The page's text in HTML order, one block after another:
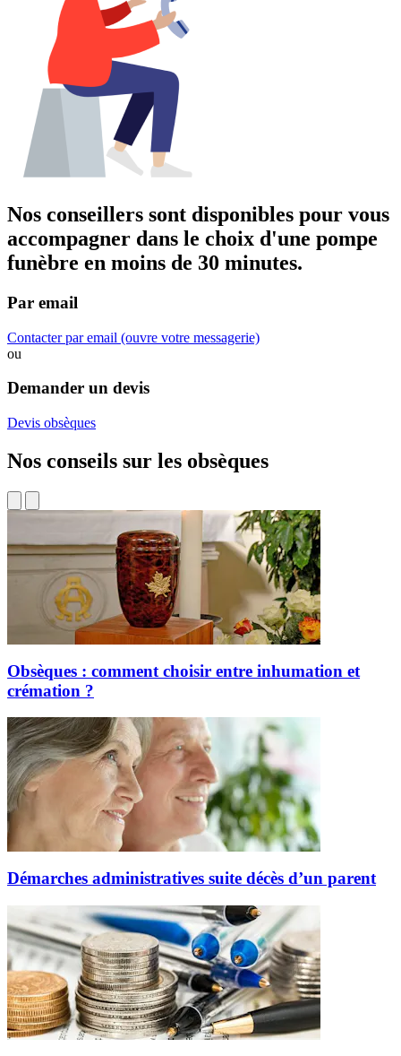
Nos conseillers sont disponibles pour vous
accompagner dans le choix d'une pompe
funèbre en moins de 30 minutes.
Par email
Contacter par email (ouvre votre messagerie)
ou
Demander un devis
Devis obsèques
Nos conseils sur les obsèques
Obsèques : comment choisir entre inhumation et
crémation ?
Démarches administratives suite décès d’un parent